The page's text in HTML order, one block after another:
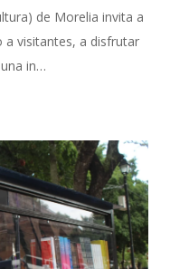
de Morelia invita a
a visitantes, a disfrutar
in…